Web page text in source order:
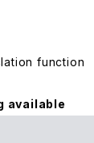
function
available